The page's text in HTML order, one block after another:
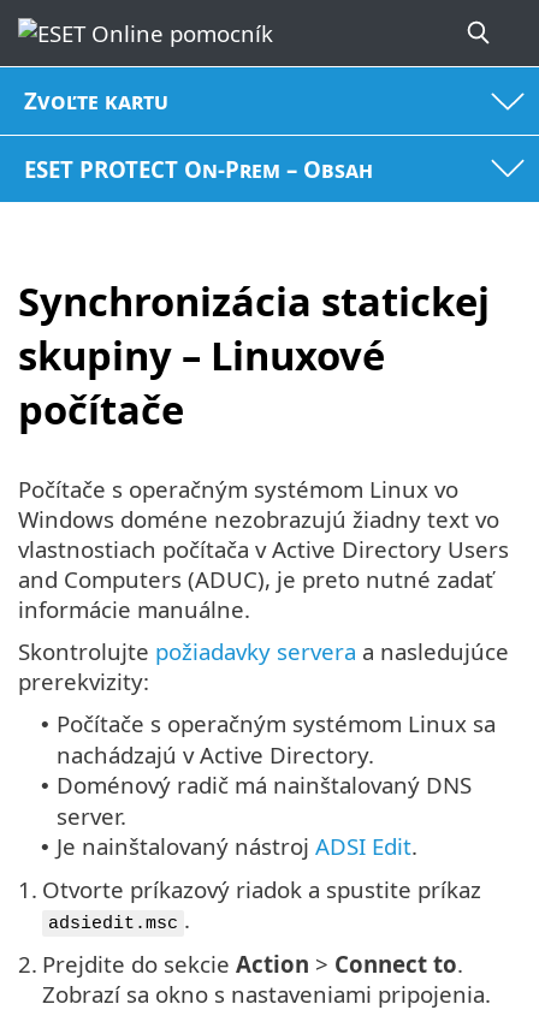
Zvoľte kartu
ESET PROTECT On-Prem – Obsah
Synchronizácia statickej
skupiny – Linuxové
počítače
Počítače s operačným systémom Linux vo
Windows doméne nezobrazujú žiadny text vo
vlastnostiach počítača v Active Directory Users
and Computers (ADUC), je preto nutné zadať
informácie manuálne.
Skontrolujte požiadavky servera a nasledujúce
prerekvizity:
• Počítače s operačným systémom Linux sa
nachádzajú v Active Directory.
• Doménový radič má nainštalovaný DNS
server.
• Je nainštalovaný nástroj ADSI Edit.
1. Otvorte príkazový riadok a spustite príkaz
adsiedit.msc .
2. Prejdite do sekcie Action > Connect to.
Zobrazí sa okno s nastaveniami pripojenia.